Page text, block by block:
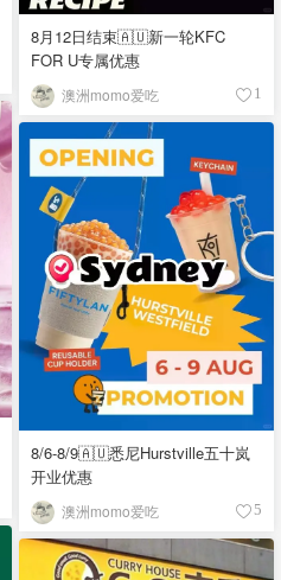
8月12日结束🇦🇺新一轮KFC
FOR U专属优惠
澳洲momo爱吃 1
8/6-8/9🇦🇺悉尼Hurstville五十岚
开业优惠
澳洲momo爱吃 5